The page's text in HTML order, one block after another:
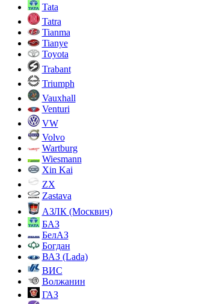
Tata
Tatra
Tianma
Tianye
Toyota
Trabant
Triumph
Vauxhall
Venturi
VW
Volvo
Wartburg
Wiesmann
Xin Kai
ZX
Zastava
АЗЛК (Москвич)
БАЗ
БелАЗ
Богдан
ВАЗ (Lada)
ВИС
Волжанин
ГАЗ